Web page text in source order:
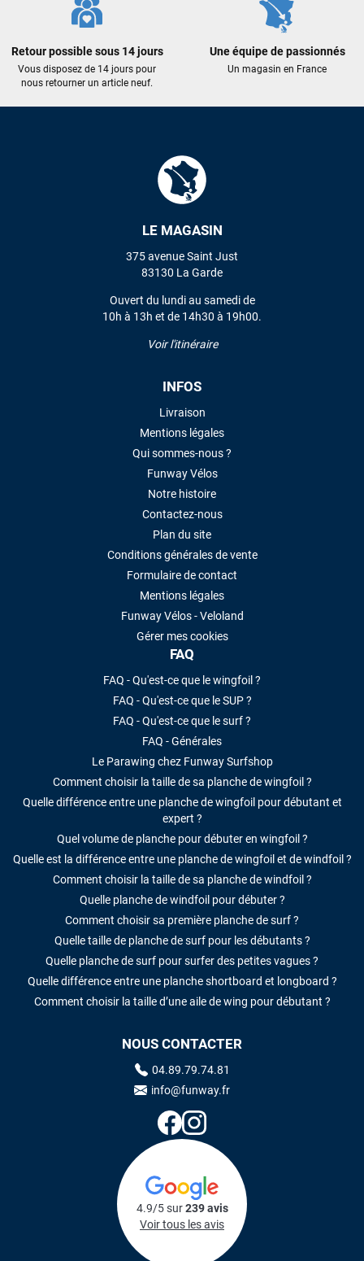
Retour possible sous 14 jours
Vous disposez de 14 jours pour
nous retourner un article neuf.
Une équipe de passionnés
Un magasin en France
LE MAGASIN
375 avenue Saint Just
83130 La Garde
Ouvert du lundi au samedi de
10h à 13h et de 14h30 à 19h00.
Voir l'itinéraire
INFOS
Livraison
Mentions légales
Qui sommes-nous ?
Funway Vélos
Notre histoire
Contactez-nous
Plan du site
Conditions générales de vente
Formulaire de contact
Mentions légales
Funway Vélos - Veloland
Gérer mes cookies
FAQ
FAQ - Qu'est-ce que le wingfoil ?
FAQ - Qu'est-ce que le SUP ?
FAQ - Qu'est-ce que le surf ?
FAQ - Générales
Le Parawing chez Funway Surfshop
Comment choisir la taille de sa planche de wingfoil ?
Quelle différence entre une planche de wingfoil pour débutant et
expert ?
Quel volume de planche pour débuter en wingfoil ?
Quelle est la différence entre une planche de wingfoil et de windfoil ?
Comment choisir la taille de sa planche de windfoil ?
Quelle planche de windfoil pour débuter ?
Comment choisir sa première planche de surf ?
Quelle taille de planche de surf pour les débutants ?
Quelle planche de surf pour surfer des petites vagues ?
Quelle différence entre une planche shortboard et longboard ?
Comment choisir la taille d’une aile de wing pour débutant ?
NOUS CONTACTER
04.89.79.74.81
info@funway.fr
4.9/5 sur239 avis
Voir tous les avis
Cela faisait 6 mois que je galérais à remplacer ma board eux
m'ont trouvé une pépite à laquelle je n'aurais jamais pensé !
encore pour cette severne dyno !
Maronui RICHMOND
il y a 3 mois
VOIR TOUS LES AVIS
LAISSER UN AVIS